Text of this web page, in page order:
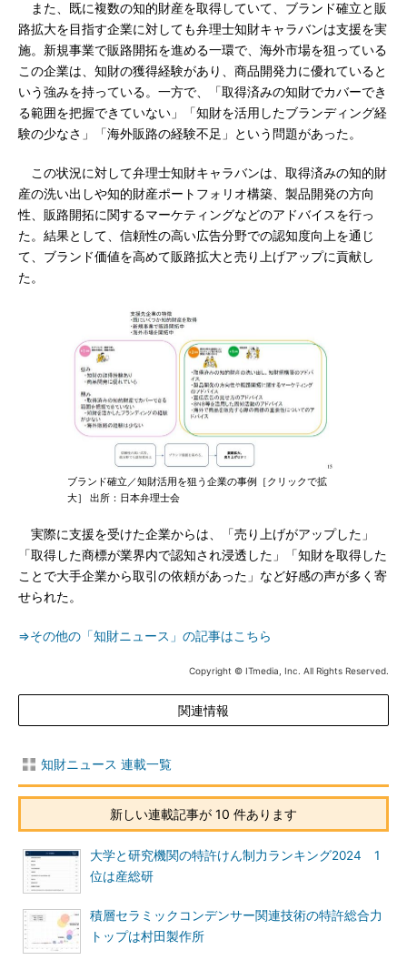
また、既に複数の知的財産を取得していて、ブランド確立と販
路拡大を目指す企業に対しても弁理士知財キャラバンは支援を実
施。新規事業で販路開拓を進める一環で、海外市場を狙っている
この企業は、知財の獲得経験があり、商品開発力に優れていると
いう強みを持っている。一方で、「取得済みの知財でカバーでき
る範囲を把握できていない」「知財を活用したブランディング経
験の少なさ」「海外販路の経験不足」という問題があった。
この状況に対して弁理士知財キャラバンは、取得済みの知的財
産の洗い出しや知的財産ポートフォリオ構築、製品開発の方向
性、販路開拓に関するマーケティングなどのアドバイスを行っ
た。結果として、信頼性の高い広告分野での認知度向上を通じ
て、ブランド価値を高めて販路拡大と売り上げアップに貢献し
た。
ブランド確立／知財活用を狙う企業の事例［クリックで拡
大］ 出所：日本弁理士会
実際に支援を受けた企業からは、「売り上げがアップした」
「取得した商標が業界内で認知され浸透した」「知財を取得した
ことで大手企業から取引の依頼があった」など好感の声が多く寄
せられた。
⇒その他の「知財ニュース」の記事はこちら
Copyright © ITmedia, Inc. All Rights Reserved.
関連情報
知財ニュース 連載一覧
新しい連載記事が 10 件あります
大学と研究機関の特許けん制力ランキング2024 1
位は産総研
積層セラミックコンデンサー関連技術の特許総合力
トップは村田製作所